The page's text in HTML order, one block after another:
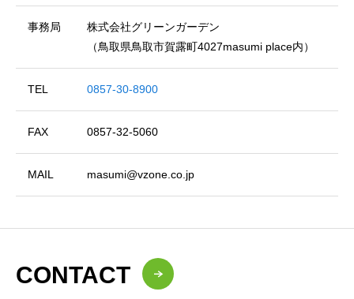
事務局
株式会社グリーンガーデン
（鳥取県鳥取市賀露町4027masumi place内）
TEL 0857-30-8900
FAX 0857-32-5060
MAIL masumi@vzone.co.jp
CONTACT